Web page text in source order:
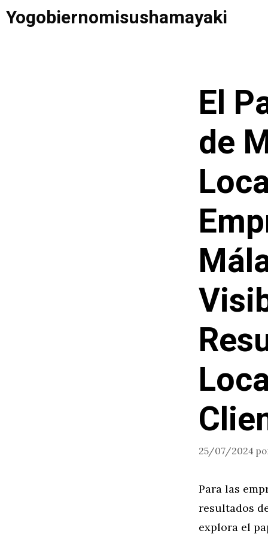
Saltar
Yogobiernomisushamayaki
El
de
25/07/2024
Para las
resultados
explora el